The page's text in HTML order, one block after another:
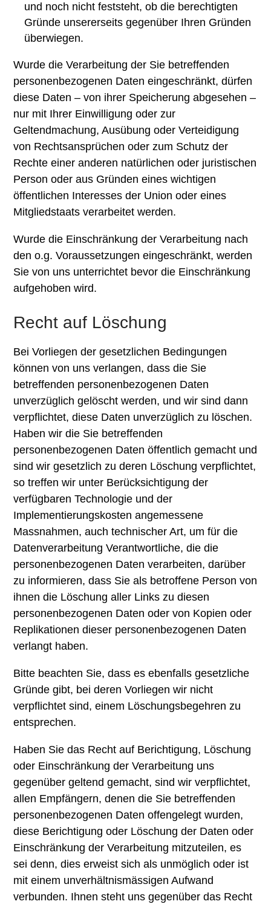
und noch nicht feststeht, ob die berechtigten
Gründe unsererseits gegenüber Ihren Gründen
überwiegen.
Wurde die Verarbeitung der Sie betreffenden
personenbezogenen Daten eingeschränkt, dürfen
diese Daten – von ihrer Speicherung abgesehen –
nur mit Ihrer Einwilligung oder zur
Geltendmachung, Ausübung oder Verteidigung
von Rechtsansprüchen oder zum Schutz der
Rechte einer anderen natürlichen oder juristischen
Person oder aus Gründen eines wichtigen
öffentlichen Interesses der Union oder eines
Mitgliedstaats verarbeitet werden.
Wurde die Einschränkung der Verarbeitung nach
den o.g. Voraussetzungen eingeschränkt, werden
Sie von uns unterrichtet bevor die Einschränkung
aufgehoben wird.
Recht auf Löschung
Bei Vorliegen der gesetzlichen Bedingungen
können von uns verlangen, dass die Sie
betreffenden personenbezogenen Daten
unverzüglich gelöscht werden, und wir sind dann
verpflichtet, diese Daten unverzüglich zu löschen.
Haben wir die Sie betreffenden
personenbezogenen Daten öffentlich gemacht und
sind wir gesetzlich zu deren Löschung verpflichtet,
so treffen wir unter Berücksichtigung der
verfügbaren Technologie und der
Implementierungskosten angemessene
Massnahmen, auch technischer Art, um für die
Datenverarbeitung Verantwortliche, die die
personenbezogenen Daten verarbeiten, darüber
zu informieren, dass Sie als betroffene Person von
ihnen die Löschung aller Links zu diesen
personenbezogenen Daten oder von Kopien oder
Replikationen dieser personenbezogenen Daten
verlangt haben.
Bitte beachten Sie, dass es ebenfalls gesetzliche
Gründe gibt, bei deren Vorliegen wir nicht
verpflichtet sind, einem Löschungsbegehren zu
entsprechen.
Haben Sie das Recht auf Berichtigung, Löschung
oder Einschränkung der Verarbeitung uns
gegenüber geltend gemacht, sind wir verpflichtet,
allen Empfängern, denen die Sie betreffenden
personenbezogenen Daten offengelegt wurden,
diese Berichtigung oder Löschung der Daten oder
Einschränkung der Verarbeitung mitzuteilen, es
sei denn, dies erweist sich als unmöglich oder ist
mit einem unverhältnismässigen Aufwand
verbunden. Ihnen steht uns gegenüber das Recht